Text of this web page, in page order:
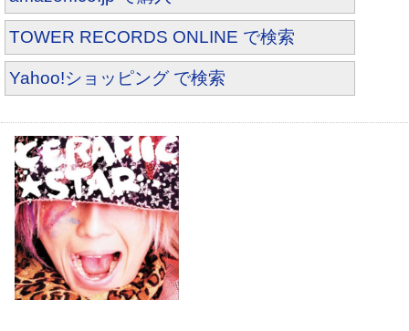
TOWER RECORDS ONLINE で検索
Yahoo!ショッピング で検索
虜ロォルカラァ(White)(DVD付)